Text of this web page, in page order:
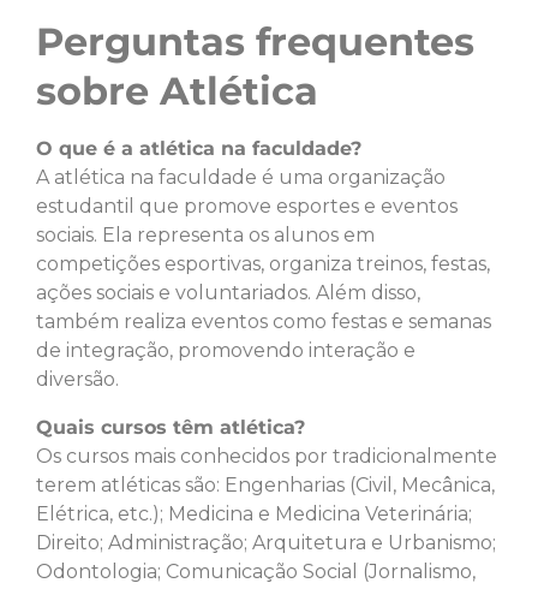
Perguntas frequentes
sobre Atlética
O que é a atlética na faculdade?
A atlética na faculdade é uma organização
estudantil que promove esportes e eventos
sociais. Ela representa os alunos em
competições esportivas, organiza treinos, festas,
ações sociais e voluntariados. Além disso,
também realiza eventos como festas e semanas
de integração, promovendo interação e
diversão.
Quais cursos têm atlética?
Os cursos mais conhecidos por tradicionalmente
terem atléticas são: Engenharias (Civil, Mecânica,
Elétrica, etc.); Medicina e Medicina Veterinária;
Direito; Administração; Arquitetura e Urbanismo;
Odontologia; Comunicação Social (Jornalismo,